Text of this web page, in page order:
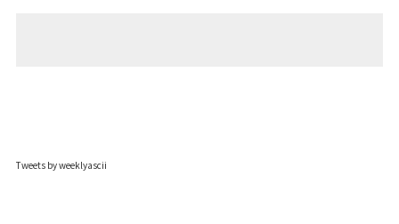
Tweets by weeklyascii